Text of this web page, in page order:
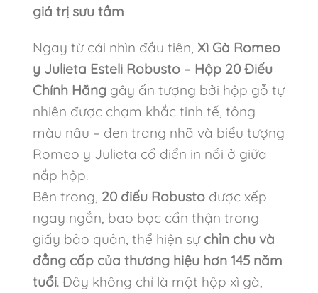
giá trị sưu tầm
Ngay từ cái nhìn đầu tiên, Xì Gà Romeo
y Julieta Esteli Robusto – Hộp 20 Điếu
Chính Hãng gây ấn tượng bởi hộp gỗ tự
nhiên được chạm khắc tinh tế, tông
màu nâu – đen trang nhã và biểu tượng
Romeo y Julieta cổ điển in nổi ở giữa
nắp hộp.
Bên trong, 20 điếu Robusto được xếp
ngay ngắn, bao bọc cẩn thận trong
giấy bảo quản, thể hiện sự chỉn chu và
đẳng cấp của thương hiệu hơn 145 năm
tuổi. Đây không chỉ là một hộp xì gà,